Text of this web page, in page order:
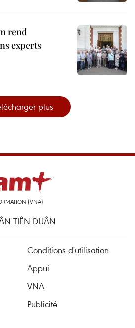
rend
experts
plus
(VNA)
TIÊN DUÂN
Conditions d'utilisation
Appui
VNA
Publicité